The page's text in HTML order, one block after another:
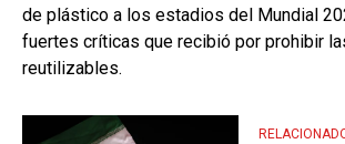
de plástico a los estadios del Mundial
fuertes críticas que recibió por prohibir
reutilizables.